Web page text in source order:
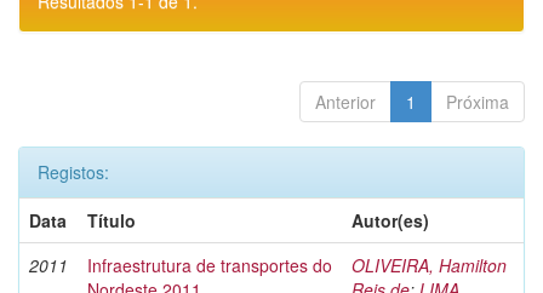
Anterior 1 Próxima
Registos:
Data
Título
Autor(es)
2011
Infraestrutura de transportes do
OLIVEIRA, Hamilton